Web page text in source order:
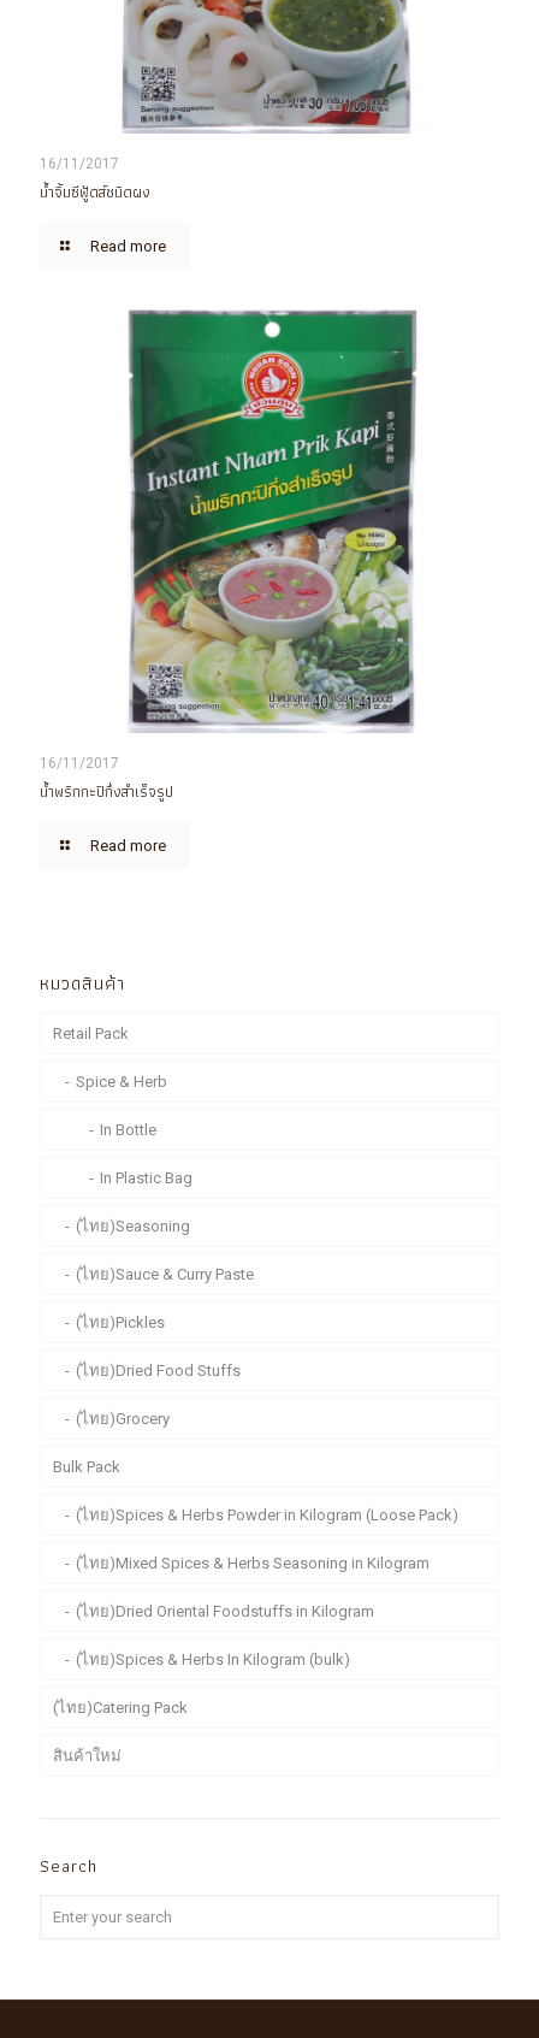
16/11/2017
น้ำจิ้มซีฟู้ดส์ชนิดผง
Read more
16/11/2017
น้ำพริกกะปิกึ่งสำเร็จรูป
Read more
หมวดสินค้า
Retail Pack
Spice & Herb
In Bottle
In Plastic Bag
(ไทย)Seasoning
(ไทย)Sauce & Curry Paste
(ไทย)Pickles
(ไทย)Dried Food Stuffs
(ไทย)Grocery
Bulk Pack
(ไทย)Spices & Herbs Powder in Kilogram (Loose Pack)
(ไทย)Mixed Spices & Herbs Seasoning in Kilogram
(ไทย)Dried Oriental Foodstuffs in Kilogram
(ไทย)Spices & Herbs In Kilogram (bulk)
(ไทย)Catering Pack
สินค้าใหม่
Search